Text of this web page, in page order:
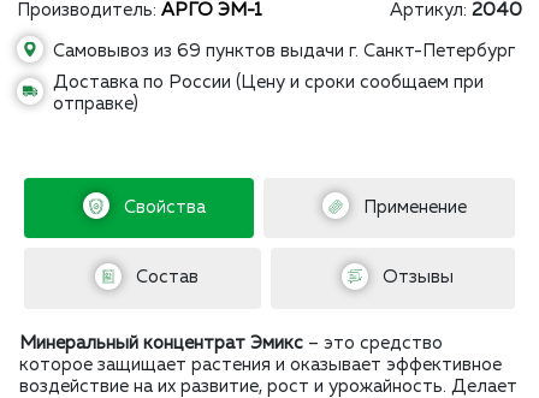
Производитель: АРГО ЭМ-1 Артикул: 2040
Самовывоз из 69 пунктов выдачи г. Санкт-Петербург
Доставка по России (Цену и сроки сообщаем при
отправке)
Свойства Применение
Состав Отзывы
Минеральный концентрат Эмикс – это средство
которое защищает растения и оказывает эффективное
воздействие на их развитие, рост и урожайность. Делает